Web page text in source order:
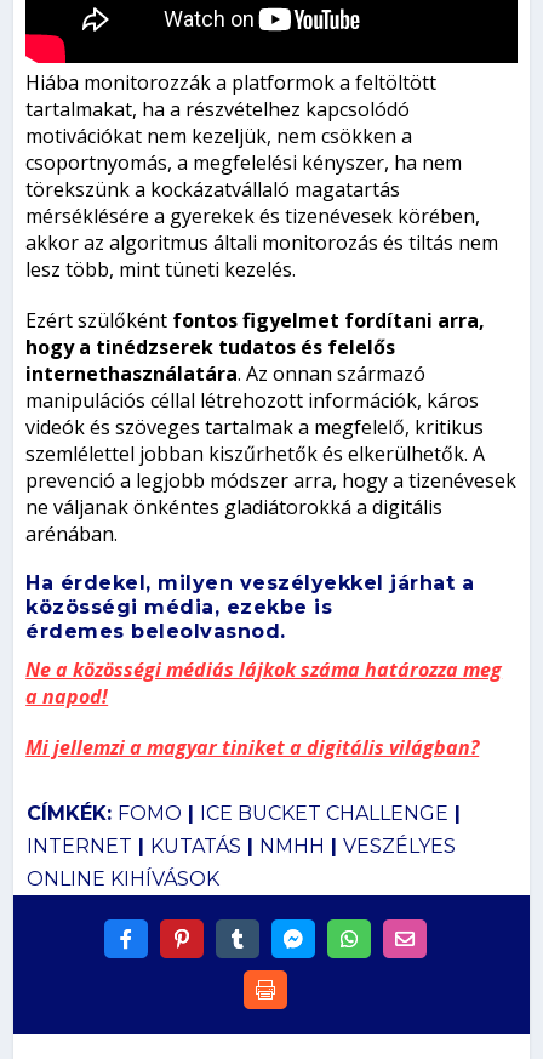
Hiába monitorozzák a platformok a feltöltött
tartalmakat, ha a részvételhez kapcsolódó
motivációkat nem kezeljük, nem csökken a
csoportnyomás, a megfelelési kényszer, ha nem
törekszünk a kockázatvállaló magatartás
mérséklésére a gyerekek és tizenévesek körében,
akkor az algoritmus általi monitorozás és tiltás nem
lesz több, mint tüneti kezelés.
Ezért szülőként fontos figyelmet fordítani arra,
hogy a tinédzserek tudatos és felelős
internethasználatára. Az onnan származó
manipulációs céllal létrehozott információk, káros
videók és szöveges tartalmak a megfelelő, kritikus
szemlélettel jobban kiszűrhetők és elkerülhetők. A
prevenció a legjobb módszer arra, hogy a tizenévesek
ne váljanak önkéntes gladiátorokká a digitális
arénában.
Ha érdekel, milyen veszélyekkel járhat a
közösségi média, ezekbe is
érdemes beleolvasnod.
Ne a közösségi médiás lájkok száma határozza meg
a napod!
Mi jellemzi a magyar tiniket a digitális világban?
CÍMKÉK: FOMO | ICE BUCKET CHALLENGE |
INTERNET | KUTATÁS | NMHH | VESZÉLYES
ONLINE KIHÍVÁSOK